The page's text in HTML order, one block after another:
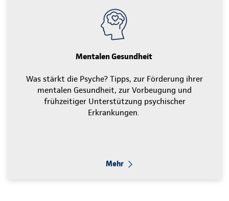
Mentalen Gesundheit
Was stärkt die Psyche? Tipps, zur Förderung ihrer
mentalen Gesundheit, zur Vorbeugung und
frühzeitiger Unterstützung psychischer
Erkrankungen.
Mehr